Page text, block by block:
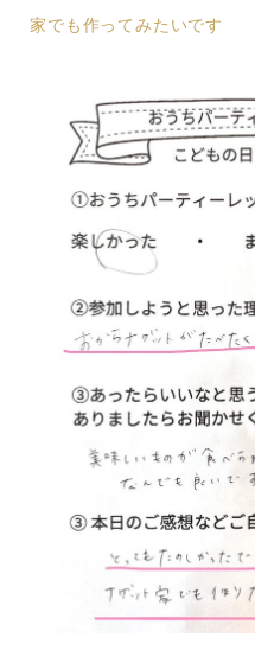
家でも作ってみたいです